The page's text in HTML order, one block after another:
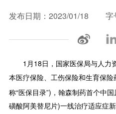
发布日期：2023/01/18 字
1月18日，国家医保局与人力
本医疗保险、工伤保险和生育保
称“医保目录”)，翰森制药首个中
磺酸阿美替尼片)一线治疗适应症